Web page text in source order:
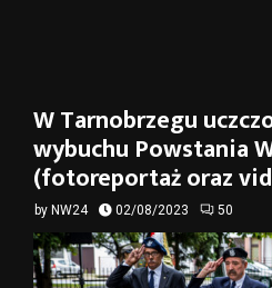
W Tarnobrzegu
wybuchu Powstania
(fotoreportaż oraz
by NW24 02/08/2023 50